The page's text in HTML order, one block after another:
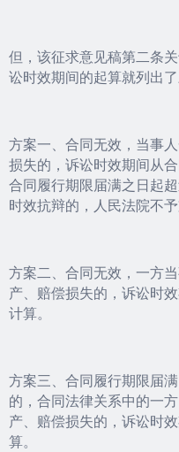
但，该征求意见稿第二条
讼时效期间的起算就列出了
方案一、合同无效，当事
损失的，诉讼时效期间从
合同履行期限届满之日起
时效抗辩的，人民法院不予
方案二、合同无效，一方
产、赔偿损失的，诉讼时
计算。
方案三、合同履行期限届
的，合同法律关系中的一
产、赔偿损失的，诉讼时
算。